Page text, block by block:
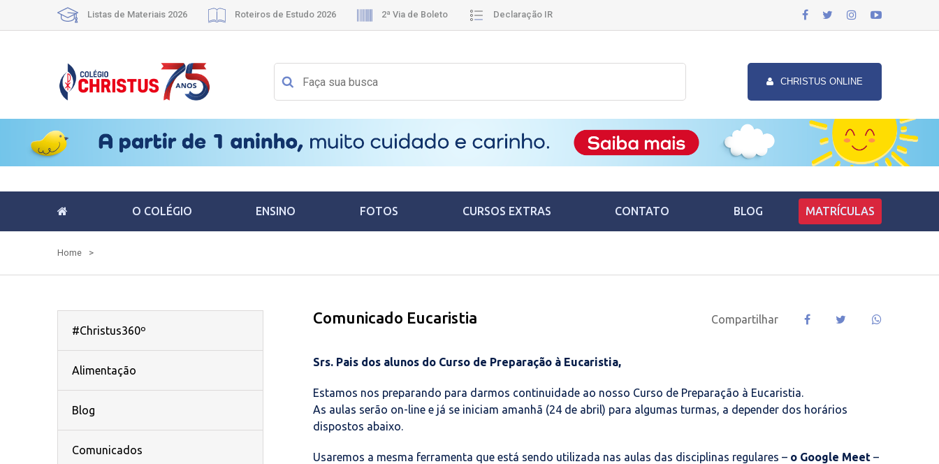
Listas de Materiais 2026 Roteiros de Estudo 2026 2ª Via de Boleto Declaração IR
CHRISTUS ONLINE
O COLÉGIO ENSINO FOTOS CURSOS EXTRAS CONTATO BLOG MATRÍCULAS
Home >
#Christus360º
Alimentação
Blog
Comunicados
Comunicado Eucaristia Compartilhar
Srs. Pais dos alunos do Curso de Preparação à Eucaristia,
Estamos nos preparando para darmos continuidade ao nosso Curso de Preparação à Eucaristia.
As aulas serão on-line e já se iniciam amanhã (24 de abril) para algumas turmas, a depender dos horários
dispostos abaixo.
Usaremos a mesma ferramenta que está sendo utilizada nas aulas das disciplinas regulares – o Google Meet–